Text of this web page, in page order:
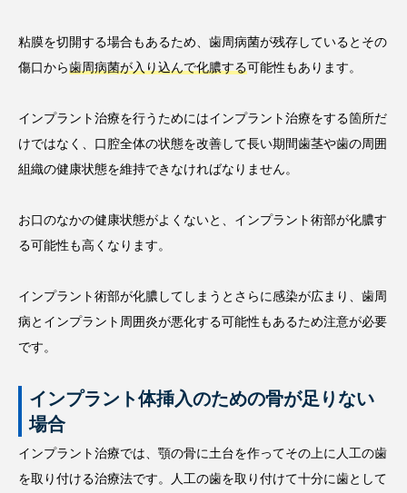
粘膜を切開する場合もあるため、歯周病菌が残存しているとその
傷口から歯周病菌が入り込んで化膿する可能性もあります。
インプラント治療を行うためにはインプラント治療をする箇所だ
けではなく、口腔全体の状態を改善して長い期間歯茎や歯の周囲
組織の健康状態を維持できなければなりません。
お口のなかの健康状態がよくないと、インプラント術部が化膿す
る可能性も高くなります。
インプラント術部が化膿してしまうとさらに感染が広まり、歯周
病とインプラント周囲炎が悪化する可能性もあるため注意が必要
です。
インプラント体挿入のための骨が足りない
場合
インプラント治療では、顎の骨に土台を作ってその上に人工の歯
を取り付ける治療法です。人工の歯を取り付けて十分に歯として